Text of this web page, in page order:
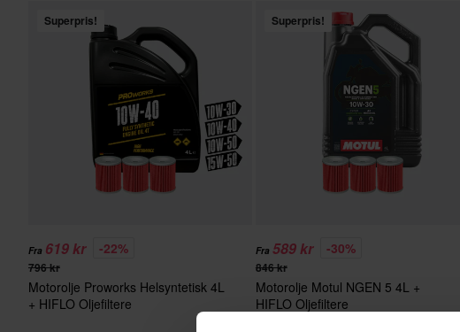
Superpris!
Fra 619 kr -22%
796 kr
Motorolje Proworks Helsyntetisk 4L
+ HIFLO Oljefiltere
Superpris!
Fra 589 kr -30%
846 kr
Motorolje Motul NGEN 5 4L +
HIFLO Oljefiltere